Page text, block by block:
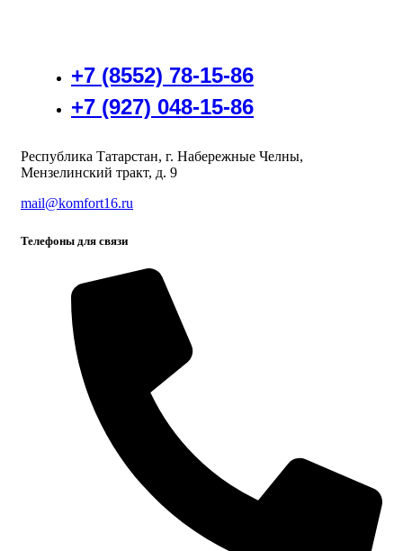
+7 (8552) 78-15-86
+7 (927) 048-15-86
Республика Татарстан, г. Набережные Челны,
Мензелинский тракт, д. 9
mail@komfort16.ru
Телефоны для связи